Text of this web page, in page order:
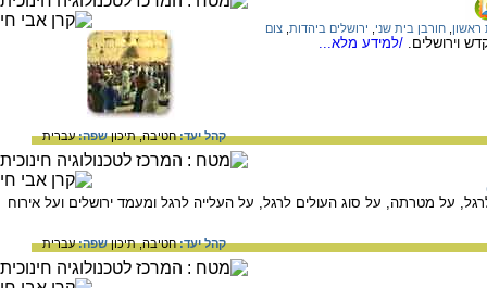
ראשון חורבן בית שני ירושלים ביהדות צום
וירושלים. /למידע מלא...
קהל יעד:חטיבה,תיכוןשפה:עברית
על מטרתה, על סוג העולים לרגל, על העלייה לרגל ומעמד ירושלים ועל אירוח
קהל יעד:חטיבה,תיכוןשפה:עברית